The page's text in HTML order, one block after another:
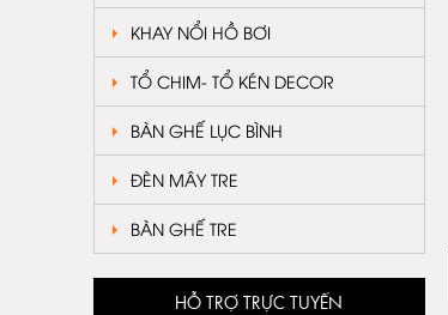
KHAY NỔI HỒ BƠI
TỔ CHIM- TỔ KÉN DECOR
BÀN GHẾ LỤC BÌNH
ĐÈN MÂY TRE
BÀN GHẾ TRE
HỖ TRỢ TRỰC TUYẾN